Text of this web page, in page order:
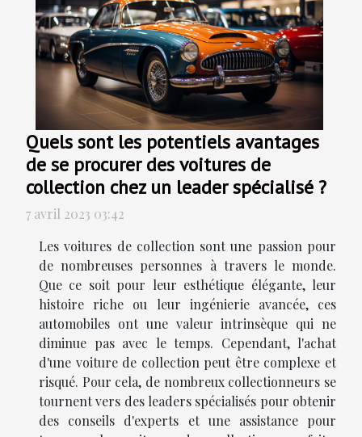
Quels sont les potentiels avantages
de se procurer des voitures de
collection chez un leader spécialisé ?
7 avril 2023 03:42
Les voitures de collection sont une passion pour
de nombreuses personnes à travers le monde.
Que ce soit pour leur esthétique élégante, leur
histoire riche ou leur ingénierie avancée, ces
automobiles ont une valeur intrinsèque qui ne
diminue pas avec le temps. Cependant, l'achat
d'une voiture de collection peut être complexe et
risqué. Pour cela, de nombreux collectionneurs se
tournent vers des leaders spécialisés pour obtenir
des conseils d'experts et une assistance pour